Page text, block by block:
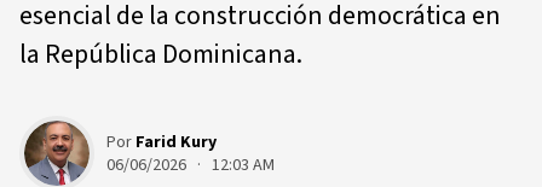
esencial de la construcción democrática en
la República Dominicana.
Por Farid Kury
06/06/2026 · 12:03 AM